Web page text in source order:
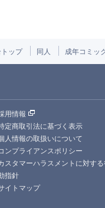
ップ 同人 成年コミッ
用情報
定商取引法に基づく表示
人情報の取扱いについて
ンプライアンスポリシー
スタマーハラスメントに対す
指針
イトマップ